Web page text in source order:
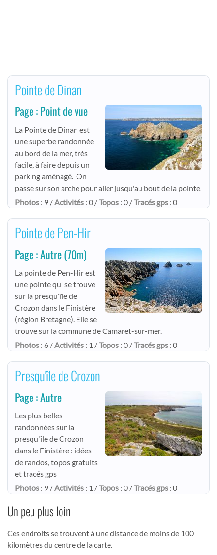
Pointe de Dinan
Page : Point de vue
La Pointe de Dinan est
une superbe randonnée
au bord de la mer, très
facile, à faire depuis un
parking aménagé. On
passe sur son arche pour aller jusqu'au bout de la pointe.
Photos : 9 /Activités : 0 /Topos : 0 /Tracés gps : 0
Pointe de Pen-Hir
Page : Autre(70m)
La pointe de Pen-Hir est
une pointe qui se trouve
sur la presqu'île de
Crozon dans le Finistère
(région Bretagne). Elle se
trouve sur la commune de Camaret-sur-mer.
Photos : 6 /Activités : 1 /Topos : 0 /Tracés gps : 0
Presqu'île de Crozon
Page : Autre
Les plus belles
randonnées sur la
presqu'île de Crozon
dans le Finistère : idées
de randos, topos gratuits
et tracés gps
Photos : 9 /Activités : 1 /Topos : 0 /Tracés gps : 0
Un peu plus loin
Ces endroits se trouvent à une distance de moins de 100
kilomètres du centre de la carte.